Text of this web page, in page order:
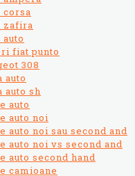
corsa
zafira
fiat punto
308
auto
auto sh
auto
auto noi
auto noi sau second and
auto noi vs second and
auto second hand
camioane